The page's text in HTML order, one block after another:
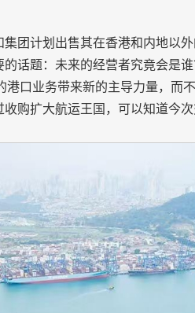
团计划出售其在香港和内地以
话题：未来的经营者究竟会是
口业务带来新的主导力量，而
购扩大航运王国，可以知道今